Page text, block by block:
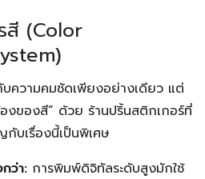
สี (Color
ความคมชัดเพียงอย่างเดียว แต่
ของสี” ด้วย ร้านปริ้นสติกเกอร์ที่
กับเรื่องนี้เป็นพิเศษ
ว่า: การพิมพ์ดิจิทัลระดับสูงมักใช้